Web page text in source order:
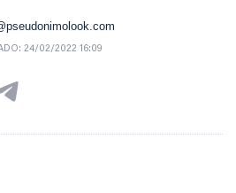
24/02/2022 16:09